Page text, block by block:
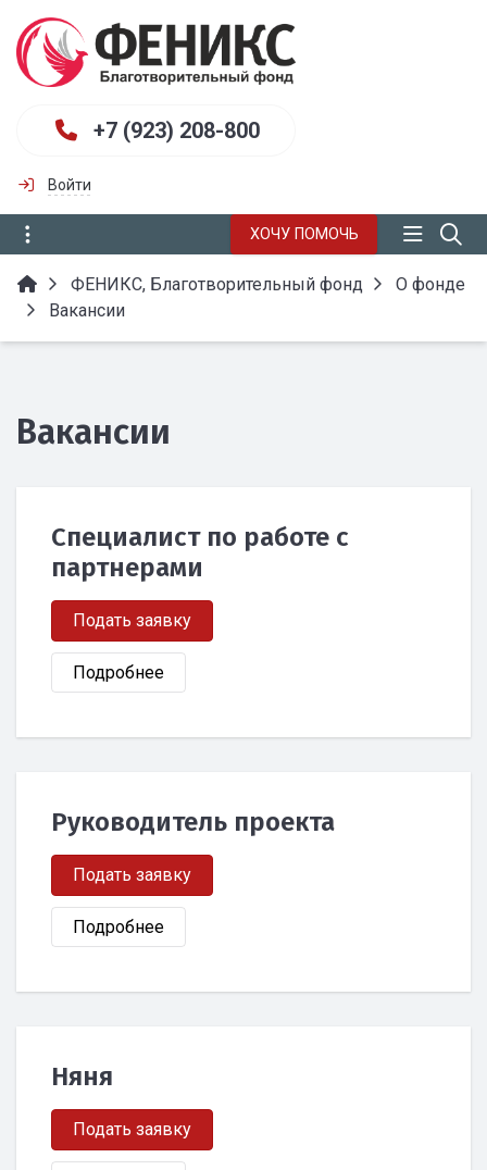
+7 (923) 208-800
Войти
ХОЧУ ПОМОЧЬ
ФЕНИКС, Благотворительный фонд
О фонде
Вакансии
Вакансии
Специалист по работе с
партнерами
Подать заявку
Подробнее
Руководитель проекта
Подать заявку
Подробнее
Няня
Подать заявку